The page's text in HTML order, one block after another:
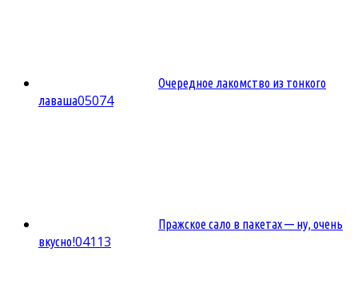
Очередное лакомство из тонкого
лаваша05074
Пражское сало в пакетах — ну, очень
вкусно!04113